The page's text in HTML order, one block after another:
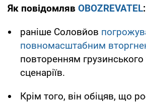
Як повідомляв OBOZREVATEL:
раніше Соловйов
повномасштабним
повторенням грузинського
сценаріїв.
Крім того, він обіцяв, що